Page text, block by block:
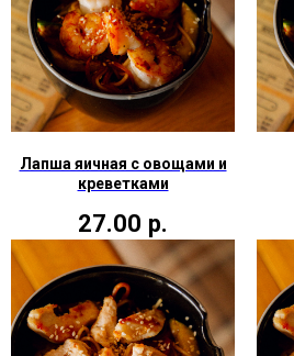
Лапша яичная с овощами и
креветками
27.00 р.